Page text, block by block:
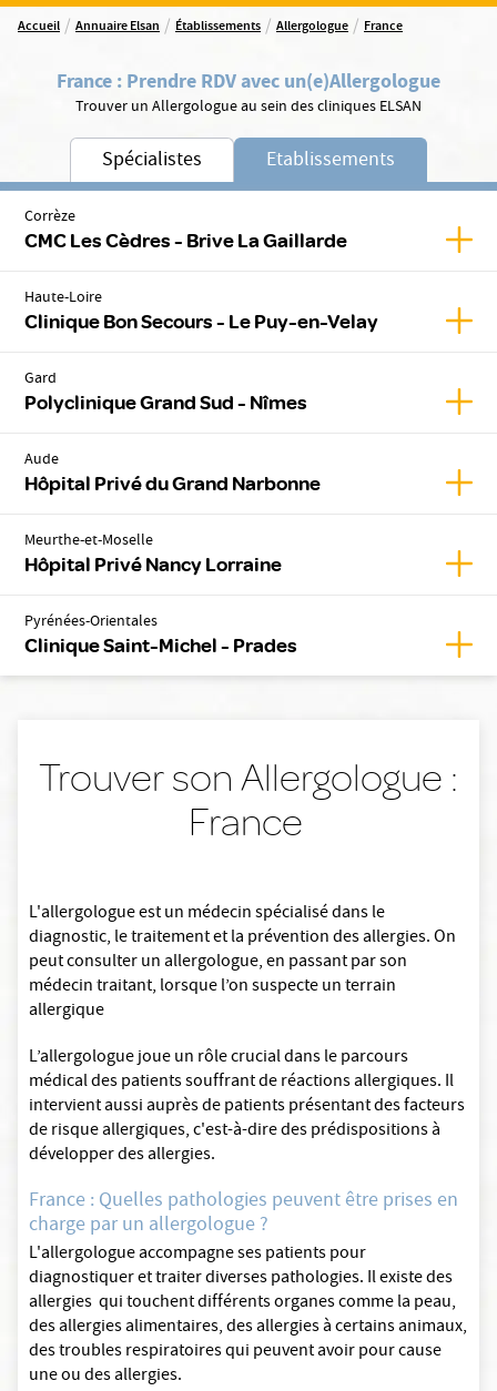
Accueil / Annuaire Elsan / Établissements / Allergologue / France
France : Prendre RDV avec un(e)Allergologue
Trouver un Allergologue au sein des cliniques ELSAN
Spécialistes Etablissements
Corrèze
CMC Les Cèdres - Brive La Gaillarde
Haute-Loire
Clinique Bon Secours - Le Puy-en-Velay
Gard
Polyclinique Grand Sud - Nîmes
Aude
Hôpital Privé du Grand Narbonne
Meurthe-et-Moselle
Hôpital Privé Nancy Lorraine
Pyrénées-Orientales
Clinique Saint-Michel - Prades
Trouver son Allergologue :
France
L'allergologue est un médecin spécialisé dans le
diagnostic, le traitement et la prévention des allergies. On
peut consulter un allergologue, en passant par son
médecin traitant, lorsque l’on suspecte un terrain
allergique
L’allergologue joue un rôle crucial dans le parcours
médical des patients souffrant de réactions allergiques. Il
intervient aussi auprès de patients présentant des facteurs
de risque allergiques, c'est-à-dire des prédispositions à
développer des allergies.
France : Quelles pathologies peuvent être prises en
charge par un allergologue ?
L'allergologue accompagne ses patients pour
diagnostiquer et traiter diverses pathologies. Il existe des
allergies qui touchent différents organes comme la peau,
des allergies alimentaires, des allergies à certains animaux,
des troubles respiratoires qui peuvent avoir pour cause
une ou des allergies.